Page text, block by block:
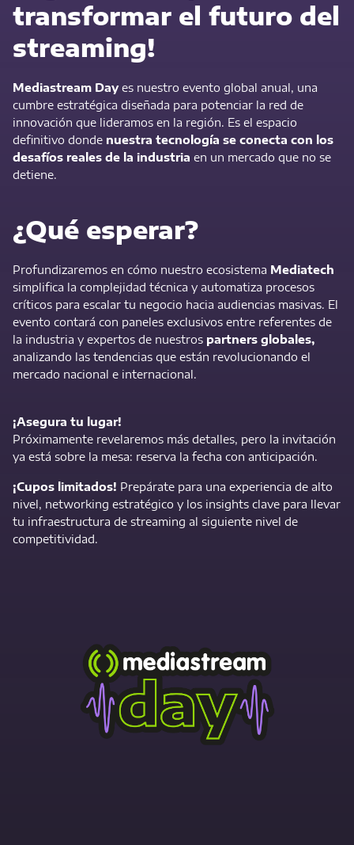
transformar el futuro del
streaming!
Mediastream Dayes nuestro evento global anual, una
cumbre estratégica diseñada para potenciar la red de
innovación que lideramos en la región. Es el espacio
definitivo donde nuestra tecnología se conecta con los
desafíos reales de la industria en un mercado que no se
detiene.
¿Qué esperar?
Profundizaremos en cómo nuestro ecosistema Mediatech
simplifica la complejidad técnica y automatiza procesos
críticos para escalar tu negocio hacia audiencias masivas. El
evento contará con paneles exclusivos entre referentes de
la industria y expertos de nuestros partners globales,
analizando las tendencias que están revolucionando el
mercado nacional e internacional.
¡Asegura tu lugar!
Próximamente revelaremos más detalles, pero la invitación
ya está sobre la mesa: reserva la fecha con anticipación.
¡Cupos limitados! Prepárate para una experiencia de alto
nivel, networking estratégico y los insights clave para llevar
tu infraestructura de streaming al siguiente nivel de
competitividad.